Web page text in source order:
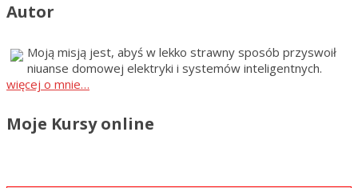
Autor
Moją misją jest, abyś w lekko strawny sposób przyswoił
niuanse domowej elektryki i systemów inteligentnych.
więcej o mnie…
Moje Kursy online